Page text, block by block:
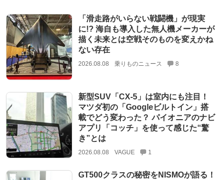
「滑走路がいらない戦闘機」が現実
に!? 海自も導入した無人機メーカーが
描く未来とは空戦そのものを変えかね
ない存在
2026.08.08 乗りものニュース 8
新型SUV「CX-5」は室内にも注目！
マツダ初の「Googleビルトイン」搭
載でどう変わった？ パイオニアのナビ
アプリ「コッチ」を使って感じた“驚
き”とは
2026.08.08 VAGUE 1
GT500クラスの秘密をNISMOが語る！